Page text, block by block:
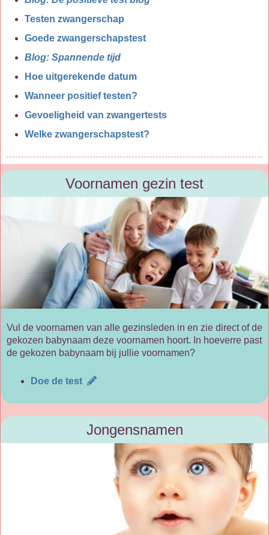
Testen zwangerschap
Goede zwangerschapstest
Blog: Spannende tijd
Hoe uitgerekende datum
Wanneer positief testen?
Gevoeligheid van zwangertests
Welke zwangerschapstest?
Voornamen gezin test
Vul de voornamen van alle gezinsleden in en zie direct of de
gekozen babynaam deze voornamen hoort. In hoeverre past
de gekozen babynaam bij jullie voornamen?
Doe de test
Jongensnamen